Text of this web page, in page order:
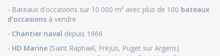
- Bateaux d'occasions sur 10 000 m² avec plus de 100 bateaux
d'occasions à vendre
- Chantier naval depuis 1966
- HD Marine (Saint Raphaël, Fréjus, Puget sur Argens)